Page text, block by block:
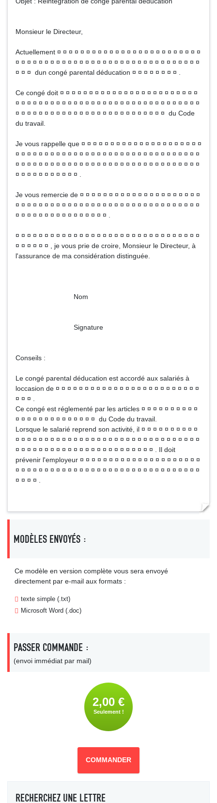
Monsieur le Directeur,
Actuellement ¤ ¤ ¤ ¤ ¤ ¤ ¤ ¤ ¤ ¤ ¤ ¤ ¤ ¤ ¤ ¤ ¤ ¤ ¤ ¤ ¤ ¤ ¤ ¤ ¤
¤ ¤ ¤ ¤ ¤ ¤ ¤ ¤ ¤ ¤ ¤ ¤ ¤ ¤ ¤ ¤ ¤ ¤ ¤ ¤ ¤ ¤ ¤ ¤ ¤ ¤ ¤ ¤ ¤ ¤ ¤ ¤
¤ ¤ ¤ dun congé parental déducation ¤ ¤ ¤ ¤ ¤ ¤ ¤ ¤ .
Ce congé doit ¤ ¤ ¤ ¤ ¤ ¤ ¤ ¤ ¤ ¤ ¤ ¤ ¤ ¤ ¤ ¤ ¤ ¤ ¤ ¤ ¤ ¤ ¤ ¤
¤ ¤ ¤ ¤ ¤ ¤ ¤ ¤ ¤ ¤ ¤ ¤ ¤ ¤ ¤ ¤ ¤ ¤ ¤ ¤ ¤ ¤ ¤ ¤ ¤ ¤ ¤ ¤ ¤ ¤ ¤ ¤
¤ ¤ ¤ ¤ ¤ ¤ ¤ ¤ ¤ ¤ ¤ ¤ ¤ ¤ ¤ ¤ ¤ ¤ ¤ ¤ ¤ ¤ ¤ ¤ ¤ ¤ du Code
du travail.
Je vous rappelle que ¤ ¤ ¤ ¤ ¤ ¤ ¤ ¤ ¤ ¤ ¤ ¤ ¤ ¤ ¤ ¤ ¤ ¤ ¤ ¤ ¤
¤ ¤ ¤ ¤ ¤ ¤ ¤ ¤ ¤ ¤ ¤ ¤ ¤ ¤ ¤ ¤ ¤ ¤ ¤ ¤ ¤ ¤ ¤ ¤ ¤ ¤ ¤ ¤ ¤ ¤ ¤ ¤
¤ ¤ ¤ ¤ ¤ ¤ ¤ ¤ ¤ ¤ ¤ ¤ ¤ ¤ ¤ ¤ ¤ ¤ ¤ ¤ ¤ ¤ ¤ ¤ ¤ ¤ ¤ ¤ ¤ ¤ ¤ ¤
¤ ¤ ¤ ¤ ¤ ¤ ¤ ¤ ¤ ¤ ¤ .
Je vous remercie de ¤ ¤ ¤ ¤ ¤ ¤ ¤ ¤ ¤ ¤ ¤ ¤ ¤ ¤ ¤ ¤ ¤ ¤ ¤ ¤ ¤
¤ ¤ ¤ ¤ ¤ ¤ ¤ ¤ ¤ ¤ ¤ ¤ ¤ ¤ ¤ ¤ ¤ ¤ ¤ ¤ ¤ ¤ ¤ ¤ ¤ ¤ ¤ ¤ ¤ ¤ ¤ ¤
¤ ¤ ¤ ¤ ¤ ¤ ¤ ¤ ¤ ¤ ¤ ¤ ¤ ¤ ¤ ¤ .
¤ ¤ ¤ ¤ ¤ ¤ ¤ ¤ ¤ ¤ ¤ ¤ ¤ ¤ ¤ ¤ ¤ ¤ ¤ ¤ ¤ ¤ ¤ ¤ ¤ ¤ ¤ ¤ ¤ ¤ ¤ ¤
¤ ¤ ¤ ¤ ¤ ¤ , je vous prie de croire, Monsieur le Directeur, à
l'assurance de ma considération distinguée.
Nom
Signature
Conseils :
Le congé parental déducation est accordé aux salariés à
loccasion de ¤ ¤ ¤ ¤ ¤ ¤ ¤ ¤ ¤ ¤ ¤ ¤ ¤ ¤ ¤ ¤ ¤ ¤ ¤ ¤ ¤ ¤ ¤ ¤ ¤
¤ ¤ ¤ .
Ce congé est réglementé par les articles ¤ ¤ ¤ ¤ ¤ ¤ ¤ ¤ ¤ ¤
¤ ¤ ¤ ¤ ¤ ¤ ¤ ¤ ¤ ¤ ¤ ¤ ¤ ¤ du Code du travail.
Lorsque le salarié reprend son activité, il ¤ ¤ ¤ ¤ ¤ ¤ ¤ ¤ ¤ ¤
¤ ¤ ¤ ¤ ¤ ¤ ¤ ¤ ¤ ¤ ¤ ¤ ¤ ¤ ¤ ¤ ¤ ¤ ¤ ¤ ¤ ¤ ¤ ¤ ¤ ¤ ¤ ¤ ¤ ¤ ¤ ¤
¤ ¤ ¤ ¤ ¤ ¤ ¤ ¤ ¤ ¤ ¤ ¤ ¤ ¤ ¤ ¤ ¤ ¤ ¤ ¤ ¤ ¤ ¤ ¤ . Il doit
prévenir l'employeur ¤ ¤ ¤ ¤ ¤ ¤ ¤ ¤ ¤ ¤ ¤ ¤ ¤ ¤ ¤ ¤ ¤ ¤ ¤ ¤ ¤
¤ ¤ ¤ ¤ ¤ ¤ ¤ ¤ ¤ ¤ ¤ ¤ ¤ ¤ ¤ ¤ ¤ ¤ ¤ ¤ ¤ ¤ ¤ ¤ ¤ ¤ ¤ ¤ ¤ ¤ ¤ ¤
¤ ¤ ¤ ¤ .
MODÈLES ENVOYÉS :
Ce modèle en version complète vous sera envoyé
directement par e-mail aux formats :
texte simple (.txt)
Microsoft Word (.doc)
PASSER COMMANDE :
(envoi immédiat par mail)
2,00 €
Seulement !
COMMANDER
RECHERCHEZ UNE LETTRE